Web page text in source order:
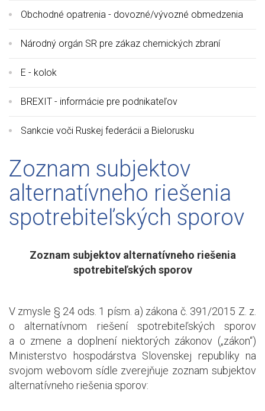
Obchodné opatrenia - dovozné/vývozné obmedzenia
Národný orgán SR pre zákaz chemických zbraní
E - kolok
BREXIT - informácie pre podnikateľov
Sankcie voči Ruskej federácii a Bielorusku
Zoznam subjektov
alternatívneho riešenia
spotrebiteľských sporov
Zoznam subjektov alternatívneho riešenia
spotrebiteľských sporov
V zmysle § 24 ods. 1 písm. a) zákona č. 391/2015 Z. z.
o alternatívnom riešení spotrebiteľských sporov
a o zmene a doplnení niektorých zákonov („zákon“)
Ministerstvo hospodárstva Slovenskej republiky na
svojom webovom sídle zverejňuje zoznam subjektov
alternatívneho riešenia sporov: